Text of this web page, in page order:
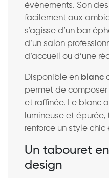
événements. Son
facilement aux
s’agisse d’un bar
d’un salon
d’accueil ou d’une
Disponible en blanc
permet de
et raffinée. Le blanc
lumineuse et
renforce un style
Un tabouret
design